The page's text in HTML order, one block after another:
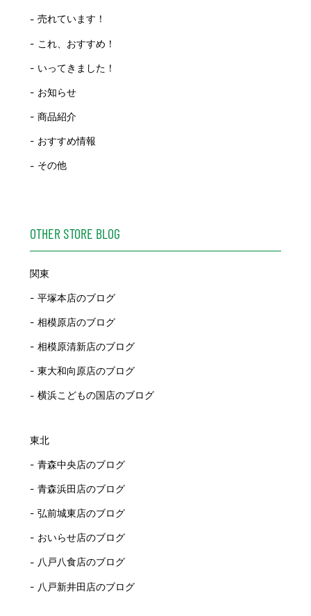
売れています！
これ、おすすめ！
いってきました！
お知らせ
商品紹介
おすすめ情報
その他
OTHER STORE BLOG
関東
平塚本店のブログ
相模原店のブログ
相模原清新店のブログ
東大和向原店のブログ
横浜こどもの国店のブログ
東北
青森中央店のブログ
青森浜田店のブログ
弘前城東店のブログ
おいらせ店のブログ
八戸八食店のブログ
八戸新井田店のブログ